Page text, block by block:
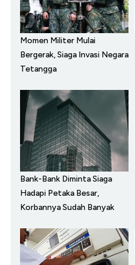
Momen Militer Mulai
Bergerak, Siaga Invasi Negara
Tetangga
Bank-Bank Diminta Siaga
Hadapi Petaka Besar,
Korbannya Sudah Banyak